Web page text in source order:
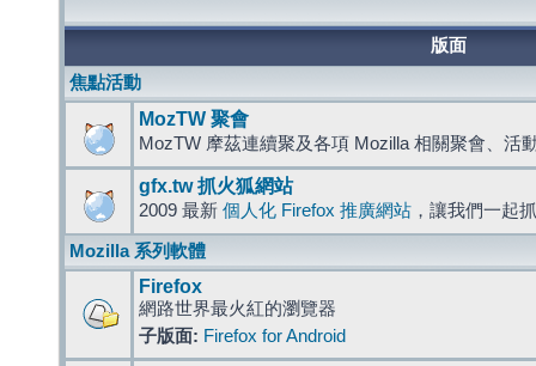
版面
焦點活動
MozTW 聚會
MozTW 摩茲連續聚及各項 Mozilla 相關聚會、活
gfx.tw 抓火狐網站
2009 最新 個人化 Firefox 推廣網站 ，讓我們一起
Mozilla 系列軟體
Firefox
網路世界最火紅的瀏覽器
子版面: Firefox for Android